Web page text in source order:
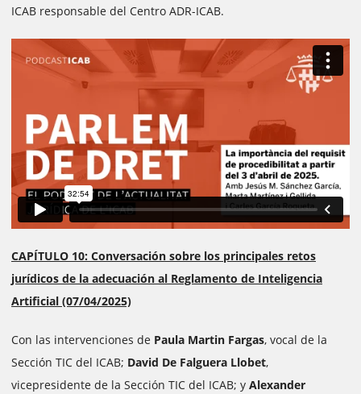
ICAB responsable del Centro ADR-ICAB.
CAPÍTULO 10: Conversación sobre los principales retos
jurídicos de la adecuación al Reglamento de Inteligencia
Artificial (07/04/2025)
Con las intervenciones de Paula Martin Fargas, vocal de la
Sección TIC del ICAB; David De Falguera Llobet,
vicepresidente de la Sección TIC del ICAB; y Alexander